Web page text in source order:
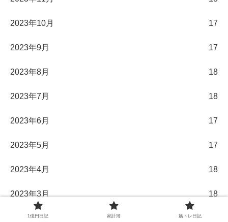
2023年10月 17
2023年9月 17
2023年8月 18
2023年7月 18
2023年6月 17
2023年5月 17
2023年4月 18
2023年3月 18
2023年2月
1億円日記 家計簿 筋トレ日記